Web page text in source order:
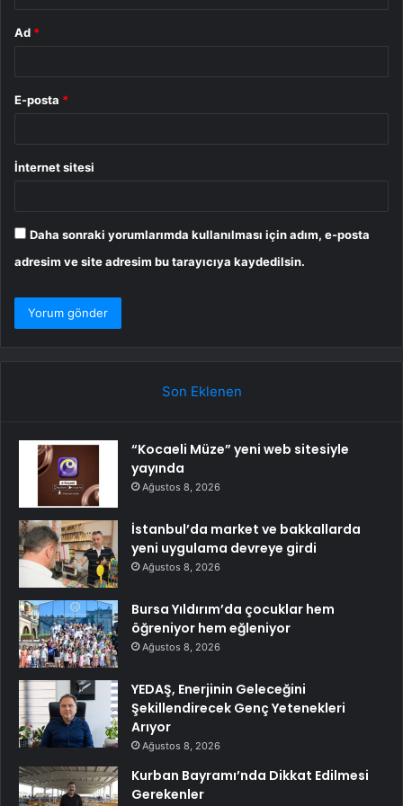
Ad *
E-posta *
İnternet sitesi
Daha sonraki yorumlarımda kullanılması için adım, e-posta
adresim ve site adresim bu tarayıcıya kaydedilsin.
Son Eklenen
“Kocaeli Müze” yeni web sitesiyle
yayında
Ağustos 8, 2026
İstanbul’da market ve bakkallarda
yeni uygulama devreye girdi
Ağustos 8, 2026
Bursa Yıldırım’da çocuklar hem
öğreniyor hem eğleniyor
Ağustos 8, 2026
YEDAŞ, Enerjinin Geleceğini
Şekillendirecek Genç Yetenekleri
Arıyor
Ağustos 8, 2026
Kurban Bayramı’nda Dikkat Edilmesi
Gerekenler